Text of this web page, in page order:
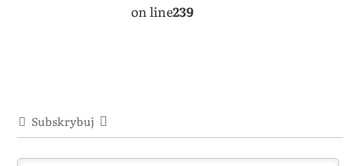
on line239
Subskrybuj